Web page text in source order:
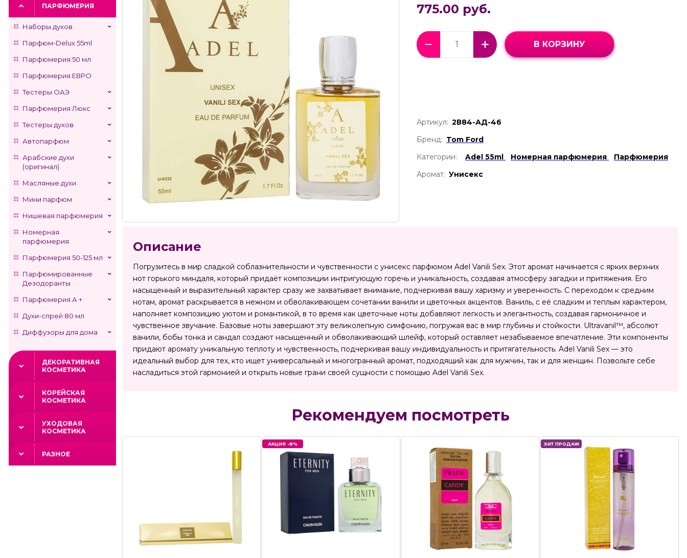
ПАРФЮМЕРИЯ
Наборы духов
Парфюм-Delux 55ml
Парфюмерия 50 мл
Парфюмерия ЕВРО
Тестеры ОАЭ
Парфюмерия Люкс
Тестеры духов
Автопарфюм
Арабские духи
(оригинал)
Масляные духи
Мини парфюм
Нишевая парфюмерия
Номерная
парфюмерия
Парфюмерия 50-125 мл
Парфюмированные
Дезодоранты
Парфюмерия А +
Духи-спрей 80 мл
Диффузоры для дома
ДЕКОРАТИВНАЯ
КОСМЕТИКА
КОРЕЙСКАЯ
КОСМЕТИКА
УХОДОВАЯ
КОСМЕТИКА
РАЗНОЕ
775.00 руб.
В КОРЗИНУ
Артикул: 2В84-АД-46
Бренд: Tom Ford
Категории:
Adel 55ml Номерная парфюмерия
Парфюмерия
Аромат: Унисекс
Описание
Погрузитесь в мир сладкой соблазнительности и чувственности с унисекс парфюмом Adel Vanili Sex. Этот аромат начинается с ярких верхних
нот горького миндаля, который придаёт композиции интригующую горечь и уникальность, создавая атмосферу загадки и притяжения. Его
насыщенный и выразительный характер сразу же захватывает внимание, подчеркивая вашу харизму и уверенность. С переходом к средним
нотам, аромат раскрывается в нежном и обволакивающем сочетании ванили и цветочных акцентов. Ваниль, с её сладким и теплым характером,
наполняет композицию уютом и романтикой, в то время как цветочные ноты добавляют легкость и элегантность, создавая гармоничное и
чувственное звучание. Базовые ноты завершают эту великолепную симфонию, погружая вас в мир глубины и стойкости. Ultravanil™, абсолют
ванили, бобы тонка и сандал создают насыщенный и обволакивающий шлейф, который оставляет незабываемое впечатление. Эти компоненты
придают аромату уникальную теплоту и чувственность, подчеркивая вашу индивидуальность и притягательность. Adel Vanili Sex — это
идеальный выбор для тех, кто ищет универсальный и многогранный аромат, подходящий как для мужчин, так и для женщин. Позвольте себе
насладиться этой гармонией и открыть новые грани своей сущности с помощью Adel Vanili Sex.
Рекомендуем посмотреть
АКЦИЯ -8% ХИТ ПРОДАЖ